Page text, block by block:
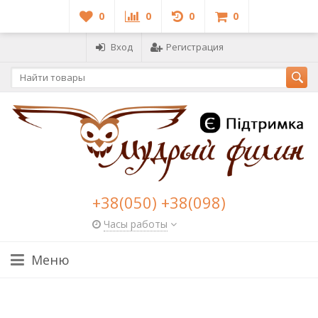
0 0 0 0
Вход Регистрация
+38(050) +38(098)
Часы работы
Меню